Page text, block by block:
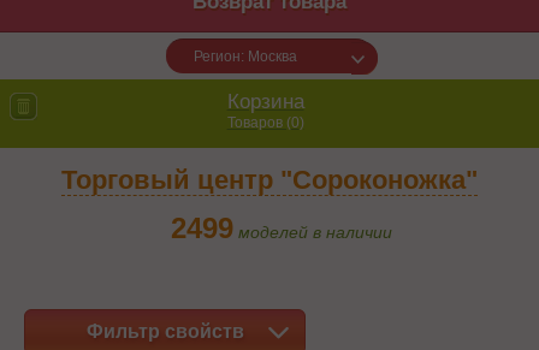
Регион: Москва
Корзина
Товаров (0)
Торговый центр "Сороконожка"
2499 моделей в наличии
Фильтр свойств